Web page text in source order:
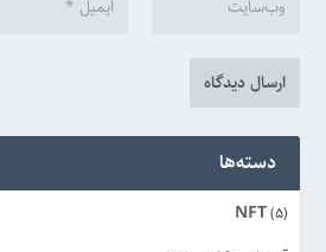
دسته‌ها
NFT(5)